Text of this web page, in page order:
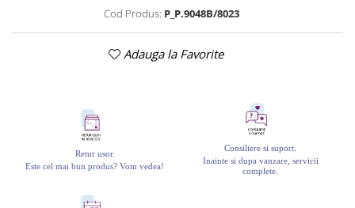
Cod Produs: P_P.9048B/8023
Adauga la Favorite
Retur usor.
Este cel mai bun produs? Vom vedea!
Consiliere si suport.
Inainte si dupa vanzare, servicii
complete.